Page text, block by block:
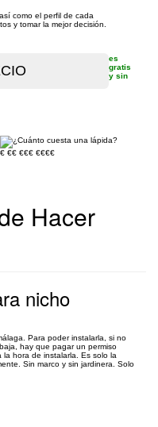
como el perfil de cada
y tomar la mejor decisión.
es
gratis
y sin
€ €€ €€€ €€€€
Hacer
nicho
Para poder instalarla, si no
hay que pagar un permiso
hora de instalarla. Es solo la
Sin marco y sin jardinera. Solo